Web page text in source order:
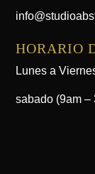
HORARIO
Lunes a
sabado (9am –